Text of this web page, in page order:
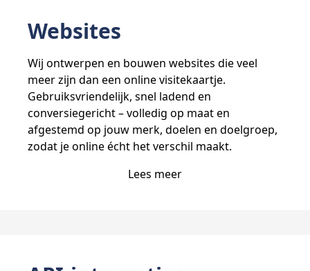
Websites
Wij ontwerpen en bouwen websites die veel
meer zijn dan een online visitekaartje.
Gebruiksvriendelijk, snel ladend en
conversiegericht – volledig op maat en
afgestemd op jouw merk, doelen en doelgroep,
zodat je online écht het verschil maakt.
Lees meer